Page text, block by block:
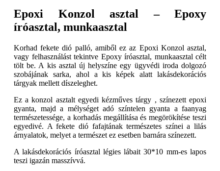
Epoxi Konzol asztal – Epoxy
íróasztal, munkaasztal
Korhad fekete dió palló, amiből ez az Epoxi Konzol asztal,
vagy felhasználást tekintve Epoxy íróasztal, munkaasztal célt
tölt be. A kis asztal új helyszíne egy ügyvédi iroda dolgozó
szobájának sarka, ahol a kis képek alatt lakásdekorációs
tárgyak mellett díszeleghet.
Ez a konzol asztalt egyedi kézműves tárgy , színezett epoxi
gyanta, majd a mélységet adó színtelen gyanta a faanyag
természetessége, a korhadás megállítása és megörökítése teszi
egyedivé. A fekete dió fafajtának természetes színei a lilás
árnyalatok, melyet a természet ez esetben barnára színezett.
A lakásdekorációs íróasztal légies lábait 30*10 mm-es lapos
teszi igazán masszívvá.